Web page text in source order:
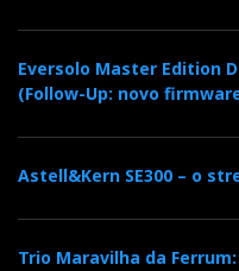
Eversolo Master Edition
(Follow-Up: novo
Astell&Kern SE300 – o
Trio Maravilha da